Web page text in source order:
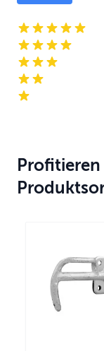
5-star reviews
4-star reviews
3-star reviews
2-star reviews
1-star reviews